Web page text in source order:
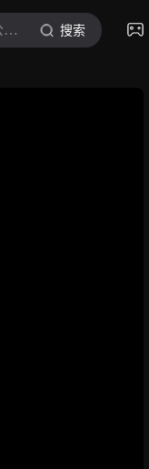
宋公子讲电影sgz 搜索